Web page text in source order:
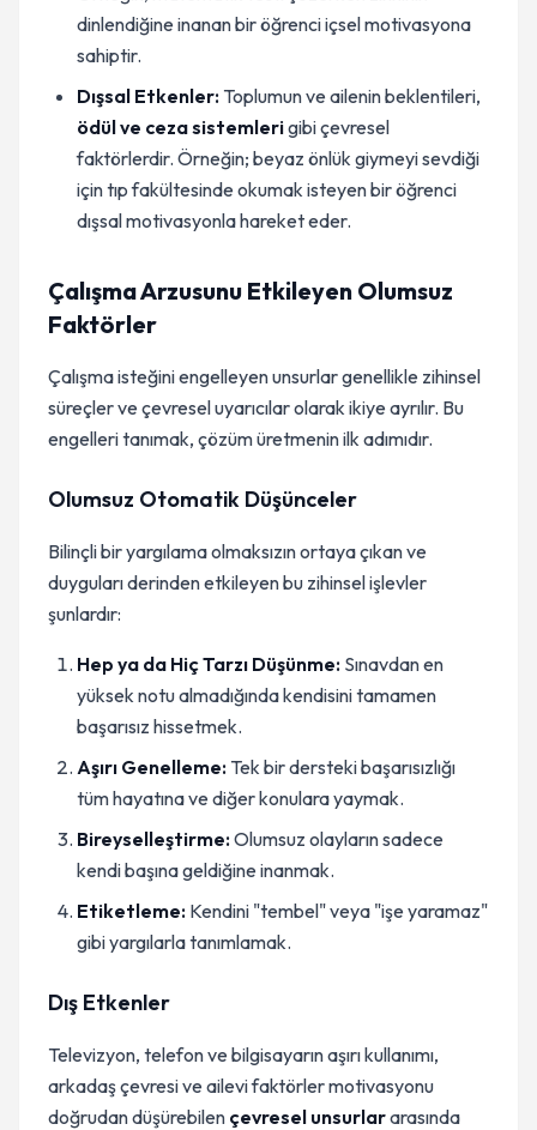
dinlendiğine inanan bir öğrenci içsel motivasyona
sahiptir.
Dışsal Etkenler: Toplumun ve ailenin beklentileri,
ödül ve ceza sistemlerigibi çevresel
faktörlerdir. Örneğin; beyaz önlük giymeyi sevdiği
için tıp fakültesinde okumak isteyen bir öğrenci
dışsal motivasyonla hareket eder.
Çalışma Arzusunu Etkileyen Olumsuz
Faktörler
Çalışma isteğini engelleyen unsurlar genellikle zihinsel
süreçler ve çevresel uyarıcılar olarak ikiye ayrılır. Bu
engelleri tanımak, çözüm üretmenin ilk adımıdır.
Olumsuz Otomatik Düşünceler
Bilinçli bir yargılama olmaksızın ortaya çıkan ve
duyguları derinden etkileyen bu zihinsel işlevler
şunlardır:
Hep ya da Hiç Tarzı Düşünme: Sınavdan en
yüksek notu almadığında kendisini tamamen
başarısız hissetmek.
Aşırı Genelleme: Tek bir dersteki başarısızlığı
tüm hayatına ve diğer konulara yaymak.
Bireyselleştirme:Olumsuz olayların sadece
kendi başına geldiğine inanmak.
Etiketleme: Kendini "tembel" veya "işe yaramaz"
gibi yargılarla tanımlamak.
Dış Etkenler
Televizyon, telefon ve bilgisayarın aşırı kullanımı,
arkadaş çevresi ve ailevi faktörler motivasyonu
doğrudan düşürebilen çevresel unsurlararasında